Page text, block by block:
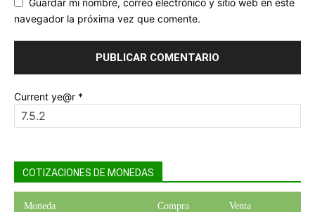
navegador la próxima vez que comente.
Current ye@r *
COTIZACIONES DE MONEDAS
Moneda Compra Venta